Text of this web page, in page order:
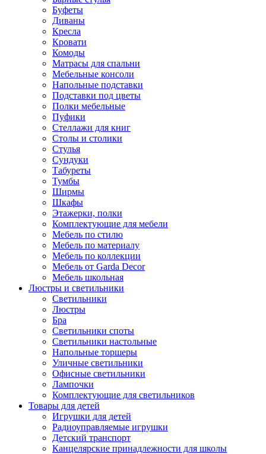
Буфеты
Диваны
Кресла
Кровати
Комоды
Матрасы для спальни
Мебельные консоли
Напольные подставки
Подставки под цветы
Полки мебельные
Пуфики
Стеллажи для книг
Столы и столики
Стулья
Сундуки
Табуреты
Тумбы
Ширмы
Шкафы
Этажерки, полки
Комплектующие для мебели
Мебель по стилю
Мебель по материалу
Мебель по коллекции
Мебель от Garda Decor
Мебель школьная
Люстры и светильники
Светильники
Люстры
Бра
Светильники споты
Светильники настольные
Напольные торшеры
Уличные светильники
Офисные светильники
Лампочки
Комплектующие для светильников
Товары для детей
Игрушки для детей
Радиоуправляемые игрушки
Детский транспорт
Канцелярские принадлежности для школы